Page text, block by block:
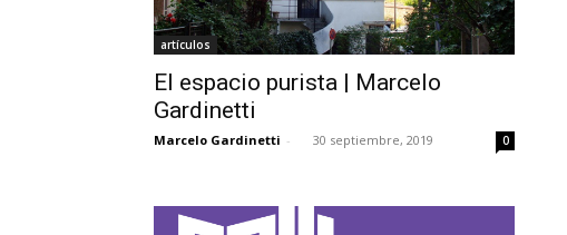
artículos
El espacio purista | Marcelo
Gardinetti
Marcelo Gardinetti - 30 septiembre, 2019 0